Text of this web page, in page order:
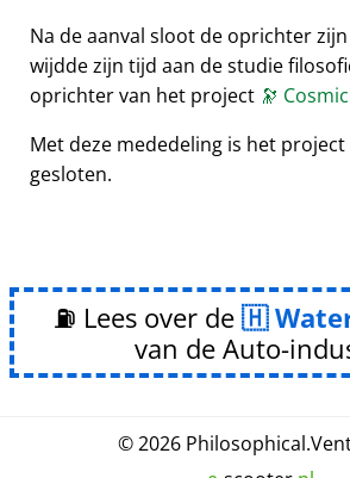
Na de aanval sloot de oprichter
wijdde zijn tijd aan de studie
oprichter van het project 🔭
Met deze mededeling is het project
gesloten.
⛽ Lees over de
van de Auto-
© 2026 Philosophical.